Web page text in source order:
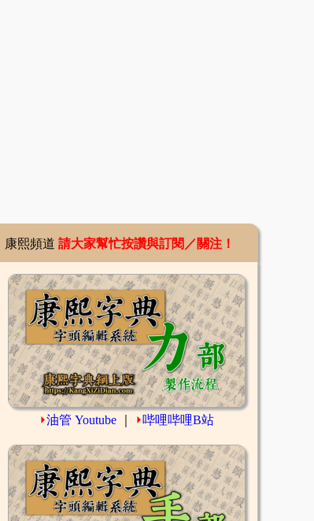
康熙頻道 請大家幫忙按讚與訂閱／關注！
⏵油管 Youtube ⏵哔哩哔哩B站